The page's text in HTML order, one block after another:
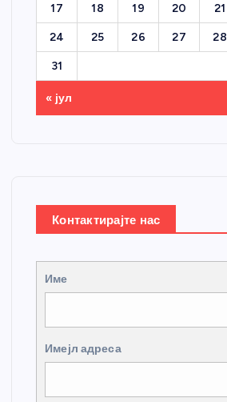
17 18 19 20 21
24 25 26 27 28
31
« јул
Контактирајте нас
Име
Имејл адреса